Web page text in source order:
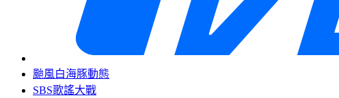
颱風白海豚動態
SBS歌謠大戰